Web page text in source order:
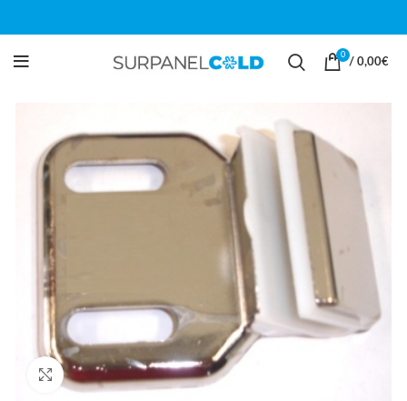
0
/ 0,00€
Click para ampliar